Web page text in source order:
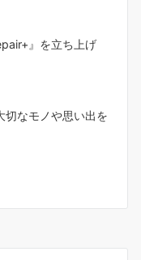
』を立ち上げ
切なモノや思い出を